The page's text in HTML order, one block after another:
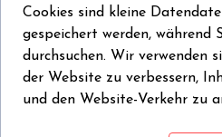
Zugewiesene
Cookies sind kleine
gespeichert werden, während
durchsuchen. Wir verwenden
der Website zu verbessern,
und den Website-Verkehr zu